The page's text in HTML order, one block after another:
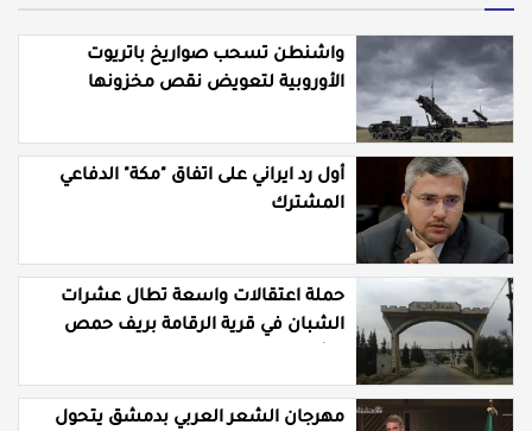
واشنطن تسحب صواريخ باتريوت
الأوروبية لتعويض نقص مخزونها
أول رد ايراني على اتفاق "مكة" الدفاعي
المشترك
حملة اعتقالات واسعة تطال عشرات
الشبان في قرية الرقامة بريف حمص
مهرجان الشعر العربي بدمشق يتحول